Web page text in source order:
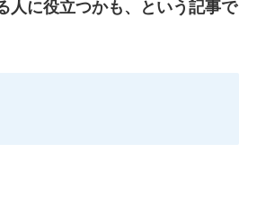
人に役立つかも、という記事で